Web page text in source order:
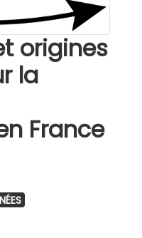
origines
la
France